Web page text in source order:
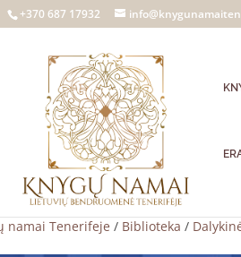
+370 687 17932
namai Tenerifeje / Biblioteka /